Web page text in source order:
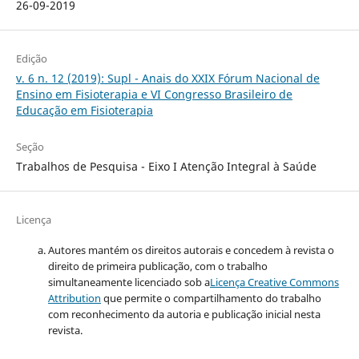
26-09-2019
Edição
v. 6 n. 12 (2019): Supl - Anais do XXIX Fórum Nacional de
Ensino em Fisioterapia e VI Congresso Brasileiro de
Educação em Fisioterapia
Seção
Trabalhos de Pesquisa - Eixo I Atenção Integral à Saúde
Licença
Autores mantém os direitos autorais e concedem à revista o
direito de primeira publicação, com o trabalho
simultaneamente licenciado sob aLicença Creative Commons
Attribution que permite o compartilhamento do trabalho
com reconhecimento da autoria e publicação inicial nesta
revista.